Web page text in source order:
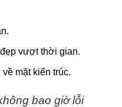
vượt thời gian.
về mặt kiến trúc.
bao giờ lỗi